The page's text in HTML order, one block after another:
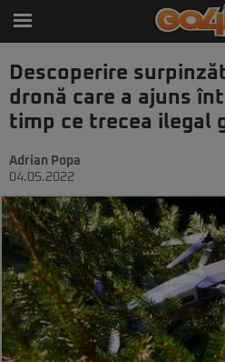
Descoperire
dronă care a ajuns
timp ce trecea ilegal
Adrian Popa
04.05.2022